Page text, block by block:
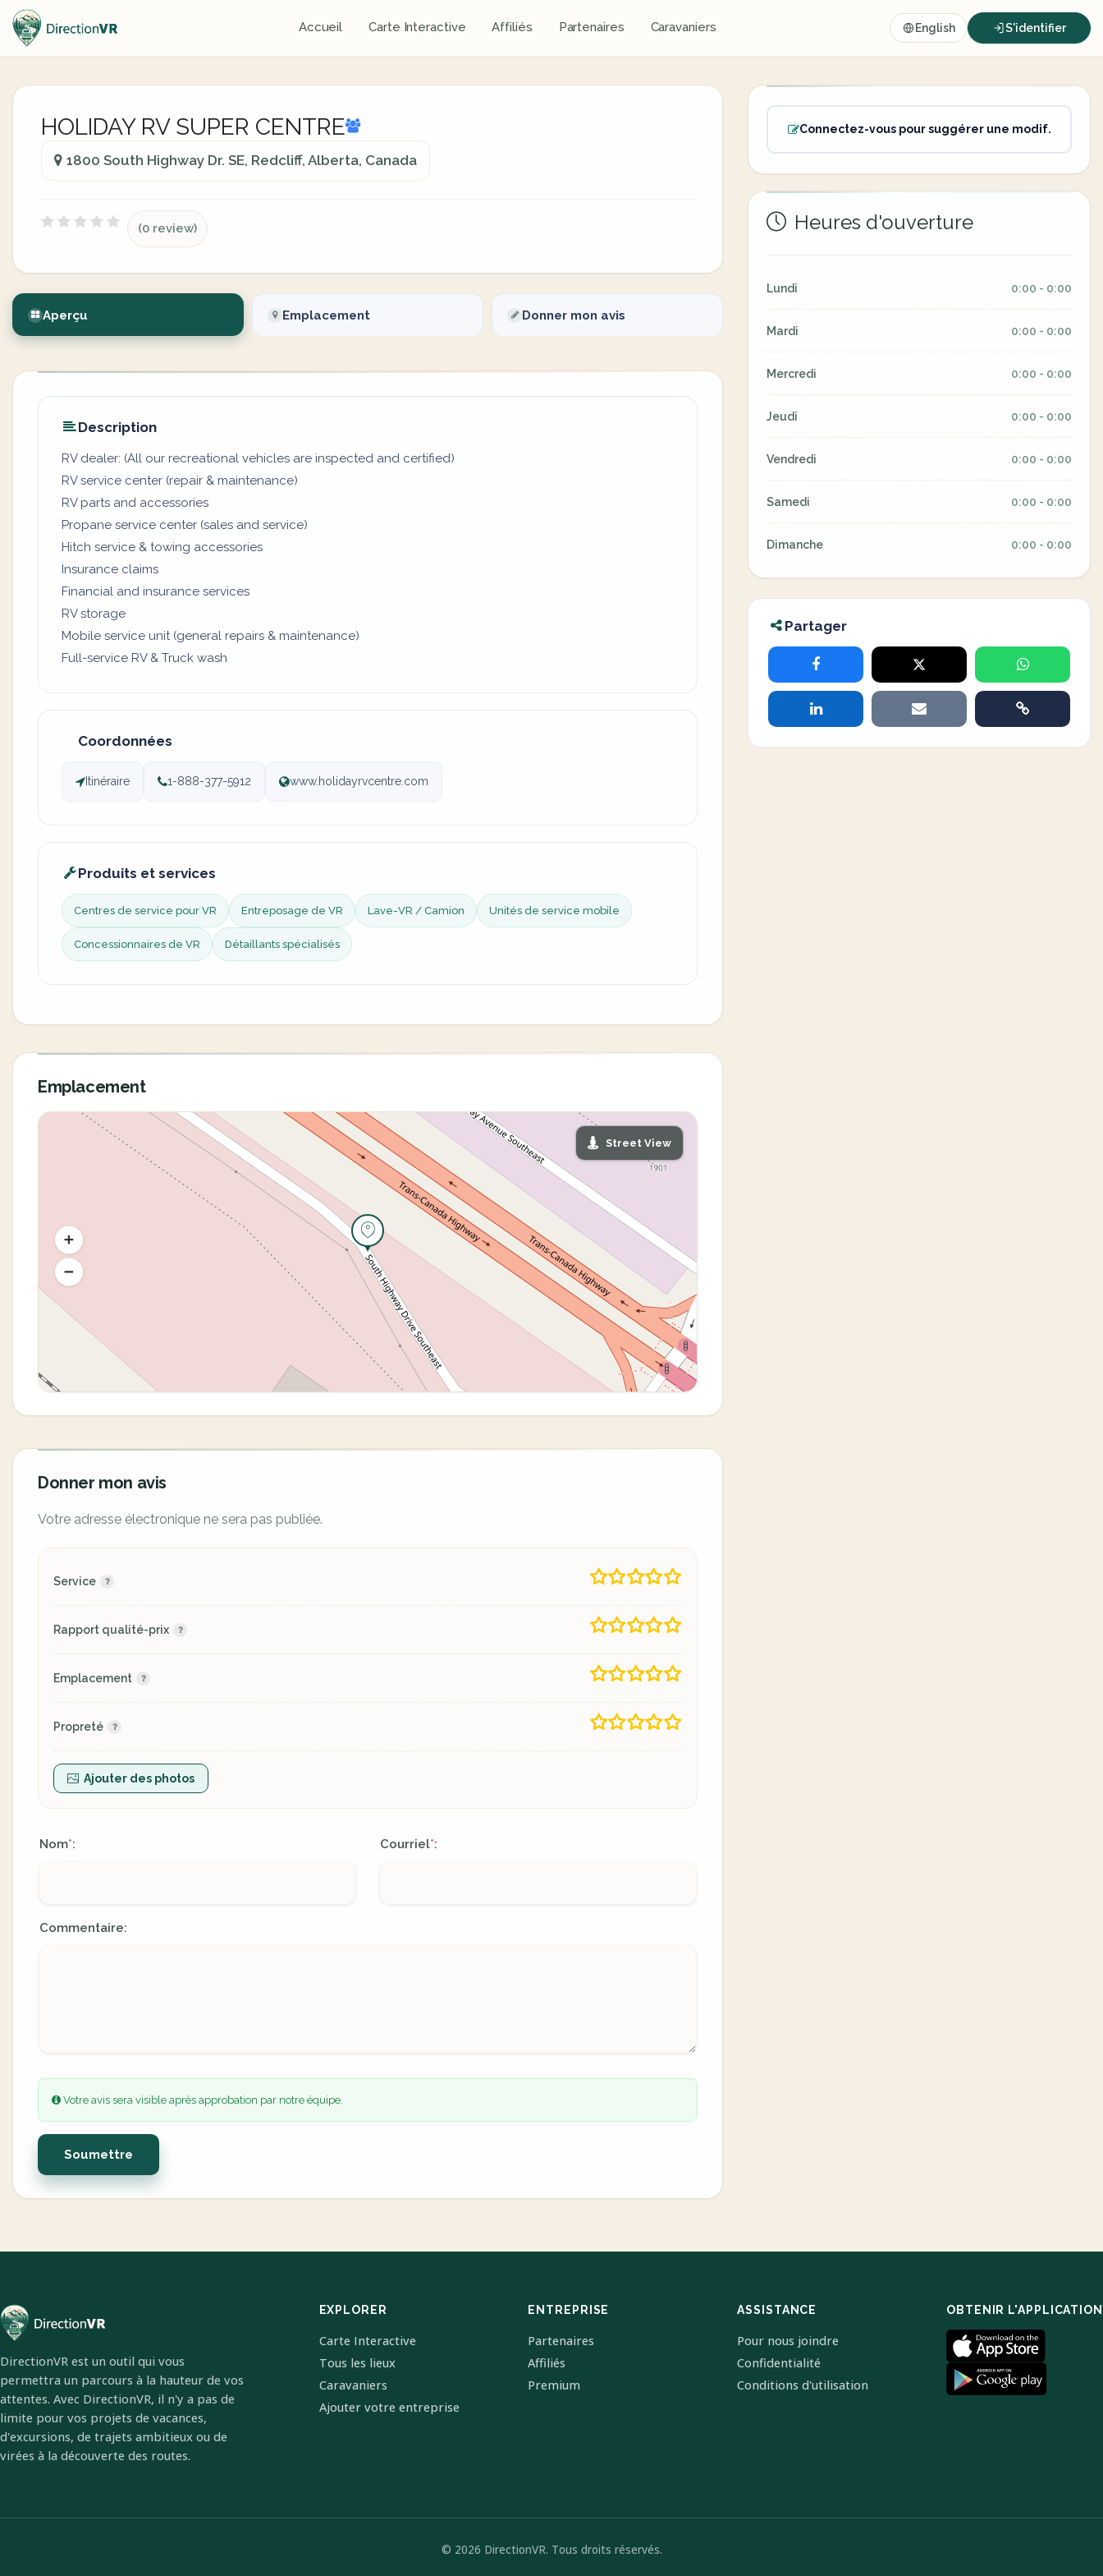
Accueil Carte Interactive Affiliés Partenaires Caravaniers English S'identifier
HOLIDAY RV SUPER CENTRE
1800 South Highway Dr. SE, Redcliff, Alberta, Canada
(0 review)
Aperçu Emplacement Donner mon avis
Description
RV dealer: (All our recreational vehicles are inspected and certified)
RV service center (repair & maintenance)
RV parts and accessories
Propane service center (sales and service)
Hitch service & towing accessories
Insurance claims
Financial and insurance services
RV storage
Mobile service unit (general repairs & maintenance)
Full-service RV & Truck wash
Coordonnées
Itinéraire 1-888-377-5912 www.holidayrvcentre.com
Produits et services
Centres de service pour VR Entreposage de VR Lave-VR / Camion Unités de service mobile
Concessionnaires de VR Détaillants spécialisés
Emplacement
Street View
Donner mon avis
Votre adresse électronique ne sera pas publiée.
Service
Rapport qualité-prix
Emplacement
Propreté
Ajouter des photos
Nom*: Courriel*:
Commentaire:
Votre avis sera visible après approbation par notre équipe.
Soumettre
Connectez-vous pour suggérer une modif.
Heures d'ouverture
Lundi 0:00 - 0:00
Mardi 0:00 - 0:00
Mercredi 0:00 - 0:00
Jeudi 0:00 - 0:00
Vendredi 0:00 - 0:00
Samedi 0:00 - 0:00
Dimanche 0:00 - 0:00
Partager
DirectionVR est un outil qui vous
permettra un parcours à la hauteur de vos
attentes. Avec DirectionVR, il n'y a pas de
limite pour vos projets de vacances,
d'excursions, de trajets ambitieux ou de
virées à la découverte des routes.
EXPLORER
Carte Interactive
Tous les lieux
Caravaniers
Ajouter votre entreprise
ENTREPRISE
Partenaires
Affiliés
Premium
ASSISTANCE
Pour nous joindre
Confidentialité
Conditions d'utilisation
OBTENIR L'APPLICATION
© 2026 DirectionVR. Tous droits réservés.